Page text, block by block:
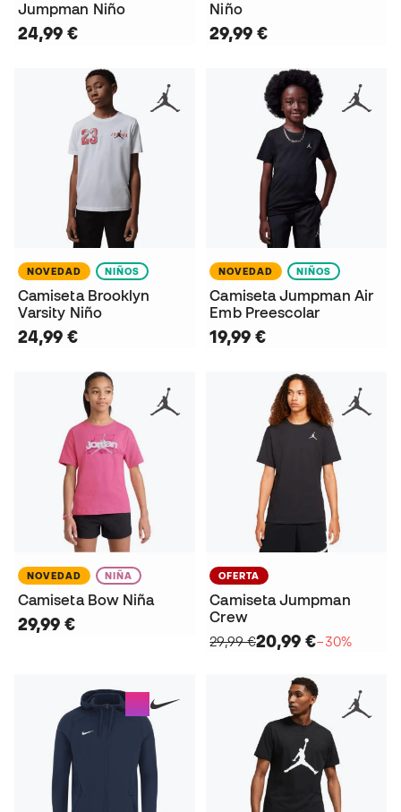
Jumpman Niño
24,99 €
Niño
29,99 €
NOVEDAD NIÑOS
Camiseta Brooklyn
Varsity Niño
24,99 €
NOVEDAD NIÑOS
Camiseta Jumpman Air
Emb Preescolar
19,99 €
NOVEDAD NIÑA
Camiseta Bow Niña
29,99 €
OFERTA
Camiseta Jumpman
Crew
29,99 €20,99 €−30%